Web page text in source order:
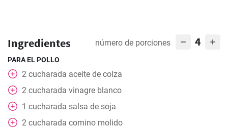
Ingredientes número de porciones 4
PARA EL POLLO
2 cucharada aceite de colza
2 cucharada vinagre blanco
1 cucharada salsa de soja
2 cucharada comino molido